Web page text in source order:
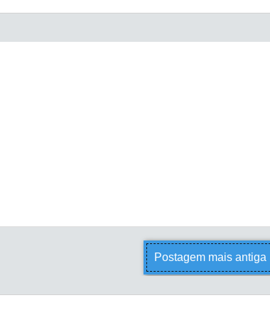
Postagem mais antiga